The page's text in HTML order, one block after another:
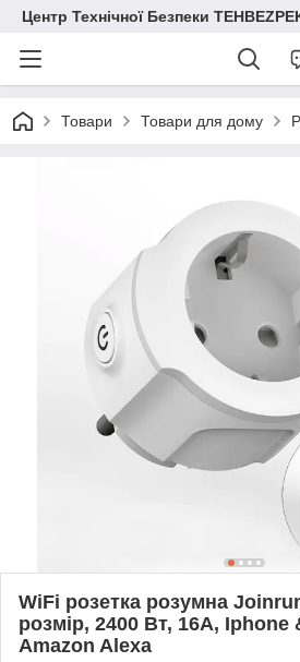
Центр Технічної Безпеки
Товари Товари для дому
WiFi розетка розумна
розмір, 2400 Вт, 16А, Iphone
Amazon Alexa